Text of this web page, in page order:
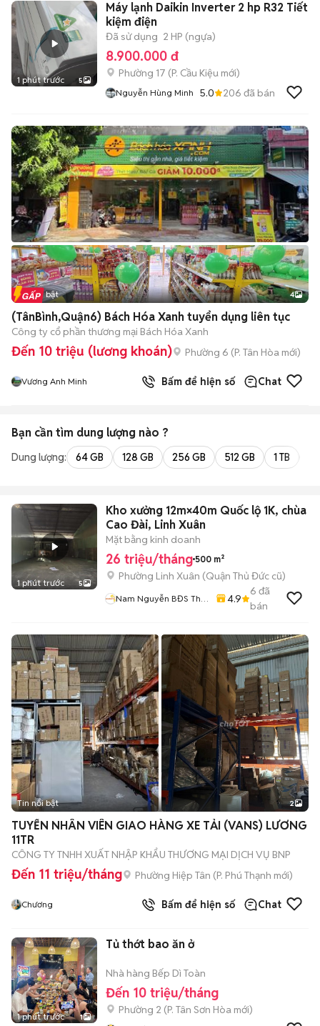
1 phút trước 5
Máy lạnh Daikin Inverter 2 hp R32 Tiết
kiệm điện
Đã sử dụng 2 HP (ngựa)
8.900.000 đ
Phường 17 (P. Cầu Kiệu mới)
Nguyễn Hùng Minh 5.0 206 đã bán
Tin nổi bật 4
(TânBình,Quận6) Bách Hóa Xanh tuyển dụng liên tục
Công ty cổ phần thương mại Bách Hóa Xanh
Đến 10 triệu (lương khoán) Phường 6 (P. Tân Hòa mới)
Vương Anh Minh Bấm để hiện số Chat
Bạn cần tìm dung lượng nào ?
Dung lượng: 64 GB 128 GB 256 GB 512 GB 1 TB
1 phút trước 5
Kho xưởng 12m×40m Quốc lộ 1K, chùa
Cao Đài, Linh Xuân
Mặt bằng kinh doanh
26 triệu/tháng 500 m²
Phường Linh Xuân (Quận Thủ Đức cũ)
Nam Nguyễn BĐS Thủ
4.9
6 đã
bán
Tin nổi bật 2
TUYỂN NHÂN VIÊN GIAO HÀNG XE TẢI (VANS) LƯƠNG
11TR
CÔNG TY TNHH XUẤT NHẬP KHẨU THƯƠNG MẠI DỊCH VỤ BNP
Đến 11 triệu/tháng Phường Hiệp Tân (P. Phú Thạnh mới)
Chương Bấm để hiện số Chat
1 phút trước 1
Tủ thớt bao ăn ở
Nhà hàng Bếp Dì Toàn
Đến 10 triệu/tháng
Phường 2 (P. Tân Sơn Hòa mới)